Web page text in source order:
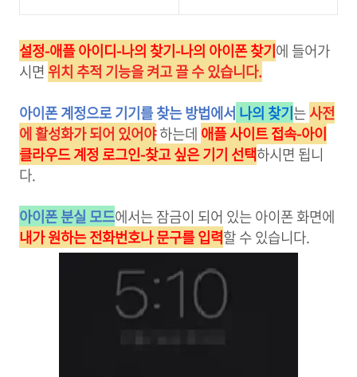
설정-애플 아이디-나의 찾기-나의 아이폰 찾기에 들어가
시면 위치 추적 기능을 켜고 끌 수 있습니다.
아이폰 계정으로 기기를 찾는 방법에서 나의 찾기는사전
에 활성화가 되어 있어야하는데 애플 사이트 접속-아이
클라우드 계정 로그인-찾고 싶은 기기 선택하시면 됩니
다.
아이폰 분실 모드에서는 잠금이 되어 있는 아이폰 화면에
내가 원하는 전화번호나 문구를 입력할 수 있습니다.